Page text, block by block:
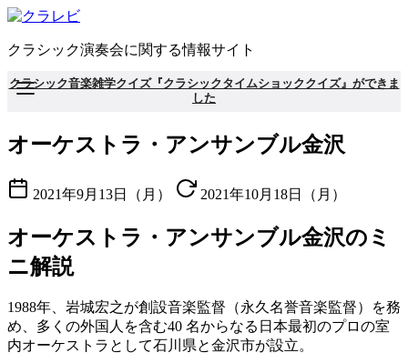
コ
テ
ツ
動
クラシック演奏会に関する情報サイト
クラシック音楽雑学クイズ『クラシックタイムショッククイズ』ができま
した
オーケストラ・アンサンブル金沢
2021年9月13日（月） 2021年10月18日（月）
オーケストラ・アンサンブル金沢のミ
ニ解説
1988年、岩城宏之が創設音楽監督（永久名誉音楽監督）を務
め、多くの外国人を含む40 名からなる日本最初のプロの室
内オーケストラとして石川県と金沢市が設立。